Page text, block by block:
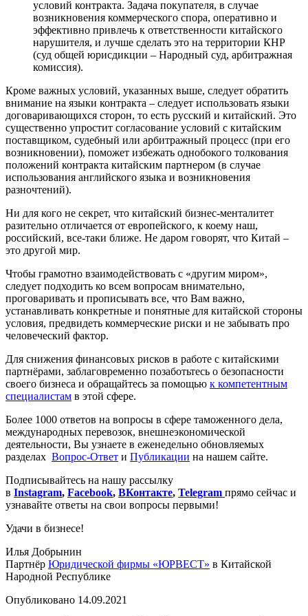
условий контракта. Задача покупателя, в случае
возникновения коммерческого спора, оперативно и
эффективно привлечь к ответственности китайского
нарушителя, и лучше сделать это на территории КНР
(суд общей юрисдикции – Народный суд, арбитражная
комиссия).
Кроме важных условий, указанных выше, следует обратить
внимание на языки контракта – следует использовать языки
договаривающихся сторон, то есть русский и китайский. Это
существенно упростит согласование условий с китайским
поставщиком, судебный или арбитражный процесс (при его
возникновении), поможет избежать однобокого толкования
положений контракта китайским партнером (в случае
использования английского языка и возникновения
разночтений).
Ни для кого не секрет, что китайский бизнес-менталитет
разительно отличается от европейского, к коему наш,
российский, все-таки ближе. Не даром говорят, что Китай –
это другой мир.
Чтобы грамотно взаимодействовать с «другим миром»,
следует подходить ко всем вопросам внимательно,
проговаривать и прописывать все, что Вам важно,
устанавливать конкретные и понятные для китайской стороны
условия, предвидеть коммерческие риски и не забывать про
человеческий фактор.
Для снижения финансовых рисков в работе с китайскими
партнёрами, заблаговременно позаботьтесь о безопасности
своего бизнеса и обращайтесь за помощью к компетентным
специалистам в этой сфере.
Более 1000 ответов на вопросы в сфере таможенного дела,
международных перевозок, внешнеэкономической
деятельности, Вы узнаете в еженедельно обновляемых
разделах Вопрос-Ответ и Публикации на нашем сайте.
Подписывайтесь на нашу рассылку
в Instagram, Facebook, ВКонтакте, Telegram прямо сейчас и
узнавайте ответы на свои вопросы первыми!
Удачи в бизнесе!
Илья Добрынин
Партнёр Юридической фирмы «ЮРВЕСТ» в Китайской
Народной Республике
Опубликовано 14.09.2021